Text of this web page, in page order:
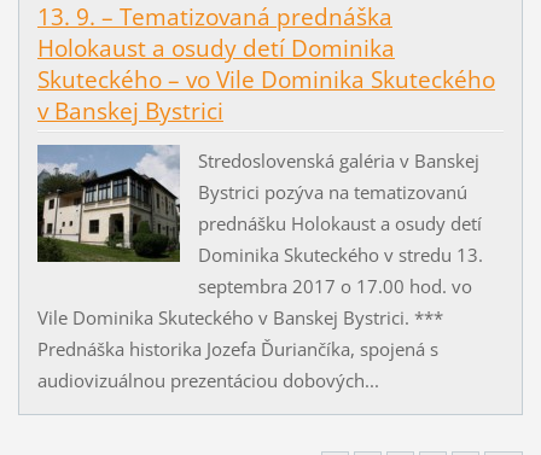
13. 9. – Tematizovaná prednáška
Holokaust a osudy detí Dominika
Skuteckého – vo Vile Dominika Skuteckého
v Banskej Bystrici
Stredoslovenská galéria v Banskej
Bystrici pozýva na tematizovanú
prednášku Holokaust a osudy detí
Dominika Skuteckého v stredu 13.
septembra 2017 o 17.00 hod. vo
Vile Dominika Skuteckého v Banskej Bystrici. ***
Prednáška historika Jozefa Ďuriančíka, spojená s
audiovizuálnou prezentáciou dobových...